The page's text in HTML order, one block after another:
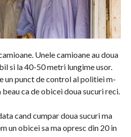
Unele camioane au doua
si la 40-50 metri lungime usor.
un punct de control al politiei m-
beau ca de obicei doua sucuri reci.
cand cumpar doua sucuri ma
un obicei sa ma opresc din 20 in